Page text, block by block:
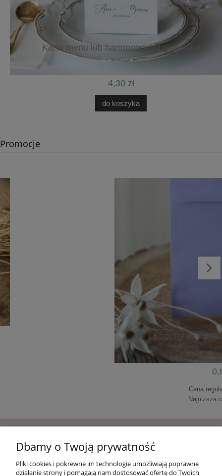
Karta menu lub harmonogram gipsówką
4,30 zł
do koszyka
Ankieta weselna - różne rozmiary
0,99 zł
do koszyka
Promocje
Koperty
Cena
Najniższa
Pomoc
Moje konto
Dbamy o Twoją prywatność
Pliki cookies i pokrewne im technologie umożliwiają poprawne
działanie strony i pomagają nam dostosować ofertę do Twoich